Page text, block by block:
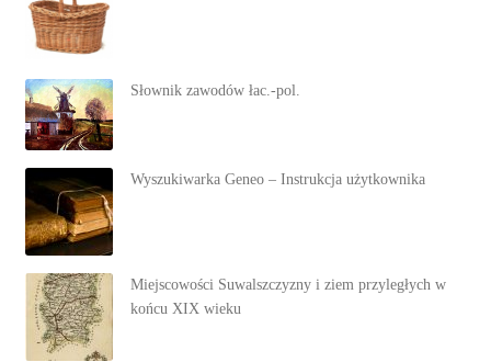
Słownik zawodów łac.-pol.
Wyszukiwarka Geneo – Instrukcja użytkownika
Miejscowości Suwalszczyzny i ziem przyległych w
końcu XIX wieku